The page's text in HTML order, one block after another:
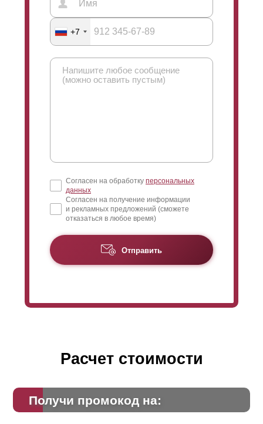
+7
Согласен на обработку персональных
данных
Согласен на получение информации
и рекламных предложений (сможете
отказаться в любое время)
Отправить
Расчет стоимости
Получи промокод на: